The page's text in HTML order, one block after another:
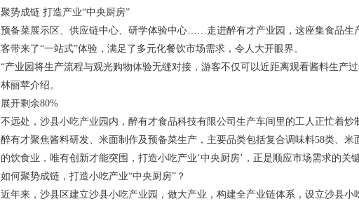
聚势成链 打造产业“中央厨房”
预备菜展示区、供应链中心、研学体验中心……走进醉有才产业园，这座集食品生
客带来了“一站式”体验，满足了多元化餐饮市场需求，令人大开眼界。
“产业园将生产流程与观光购物体验无缝对接，游客不仅可以近距离观看酱料生产
林丽苹介绍。
展开剩余80%
不远处，沙县小吃产业园内，醉有才食品科技有限公司生产车间里的工人正忙着
醉有才聚焦酱料研发、米面制作及预备菜生产，主要品类包括复合调味料58类、
的饮食业，唯有创新才能突围，打造小吃产业‘中央厨房’，正是顺应市场需求的关
如何聚势成链，打造小吃产业“中央厨房”？
近年来，沙县区建立沙县小吃产业园，做大产业，构建全产业链体系，设立沙县